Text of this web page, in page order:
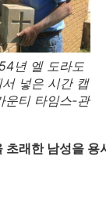
년 엘 도라도
넣은 시간 캡
운티 타임스-관
초래한 남성을 용